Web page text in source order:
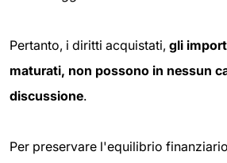
Pertanto, i diritti acquistati, gli
maturati, non possono in nessun
discussione.
Per preservare l'equilibrio